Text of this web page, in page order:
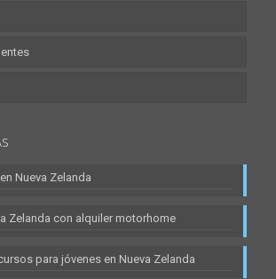
Nueva Zelanda
Zelanda con alquiler motorhome
para jóvenes en Nueva Zelanda